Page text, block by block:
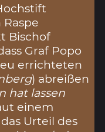
Bischof
Graf Popo
errichteten
) abreißen
hat lassen
einem
Urteil des